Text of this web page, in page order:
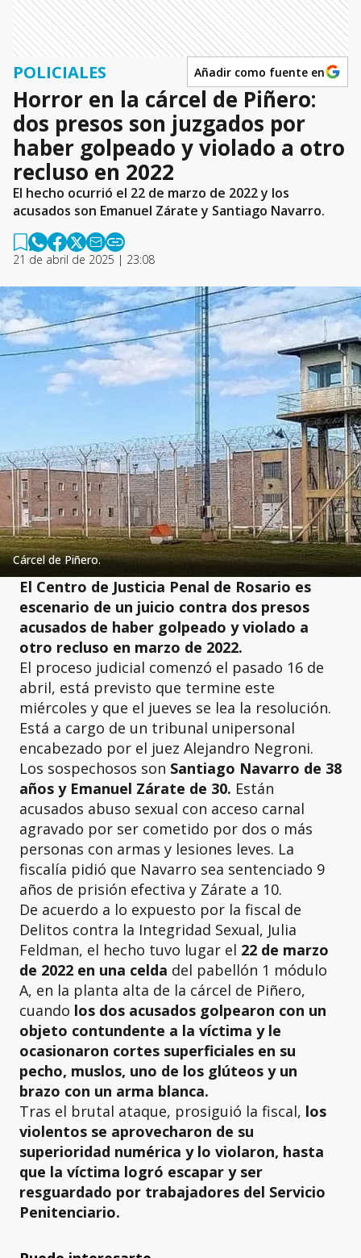
POLICIALES Añadir como fuente en
Horror en la cárcel de Piñero:
dos presos son juzgados por
haber golpeado y violado a otro
recluso en 2022
El hecho ocurrió el 22 de marzo de 2022 y los
acusados son Emanuel Zárate y Santiago Navarro.
21 de abril de 2025 | 23:08
Cárcel de Piñero.
El Centro de Justicia Penal de Rosario es
escenario de un juicio contra dos presos
acusados de haber golpeado y violado a
otro recluso en marzo de 2022.
El proceso judicial comenzó el pasado 16 de
abril, está previsto que termine este
miércoles y que el jueves se lea la resolución.
Está a cargo de un tribunal unipersonal
encabezado por el juez Alejandro Negroni.
Los sospechosos son Santiago Navarro de 38
años y Emanuel Zárate de 30. Están
acusados abuso sexual con acceso carnal
agravado por ser cometido por dos o más
personas con armas y lesiones leves. La
fiscalía pidió que Navarro sea sentenciado 9
años de prisión efectiva y Zárate a 10.
De acuerdo a lo expuesto por la fiscal de
Delitos contra la Integridad Sexual, Julia
Feldman, el hecho tuvo lugar el 22 de marzo
de 2022 en una celda del pabellón 1 módulo
A, en la planta alta de la cárcel de Piñero,
cuando los dos acusados golpearon con un
objeto contundente a la víctima y le
ocasionaron cortes superficiales en su
pecho, muslos, uno de los glúteos y un
brazo con un arma blanca.
Tras el brutal ataque, prosiguió la fiscal, los
violentos se aprovecharon de su
superioridad numérica y lo violaron, hasta
que la víctima logró escapar y ser
resguardado por trabajadores del Servicio
Penitenciario.